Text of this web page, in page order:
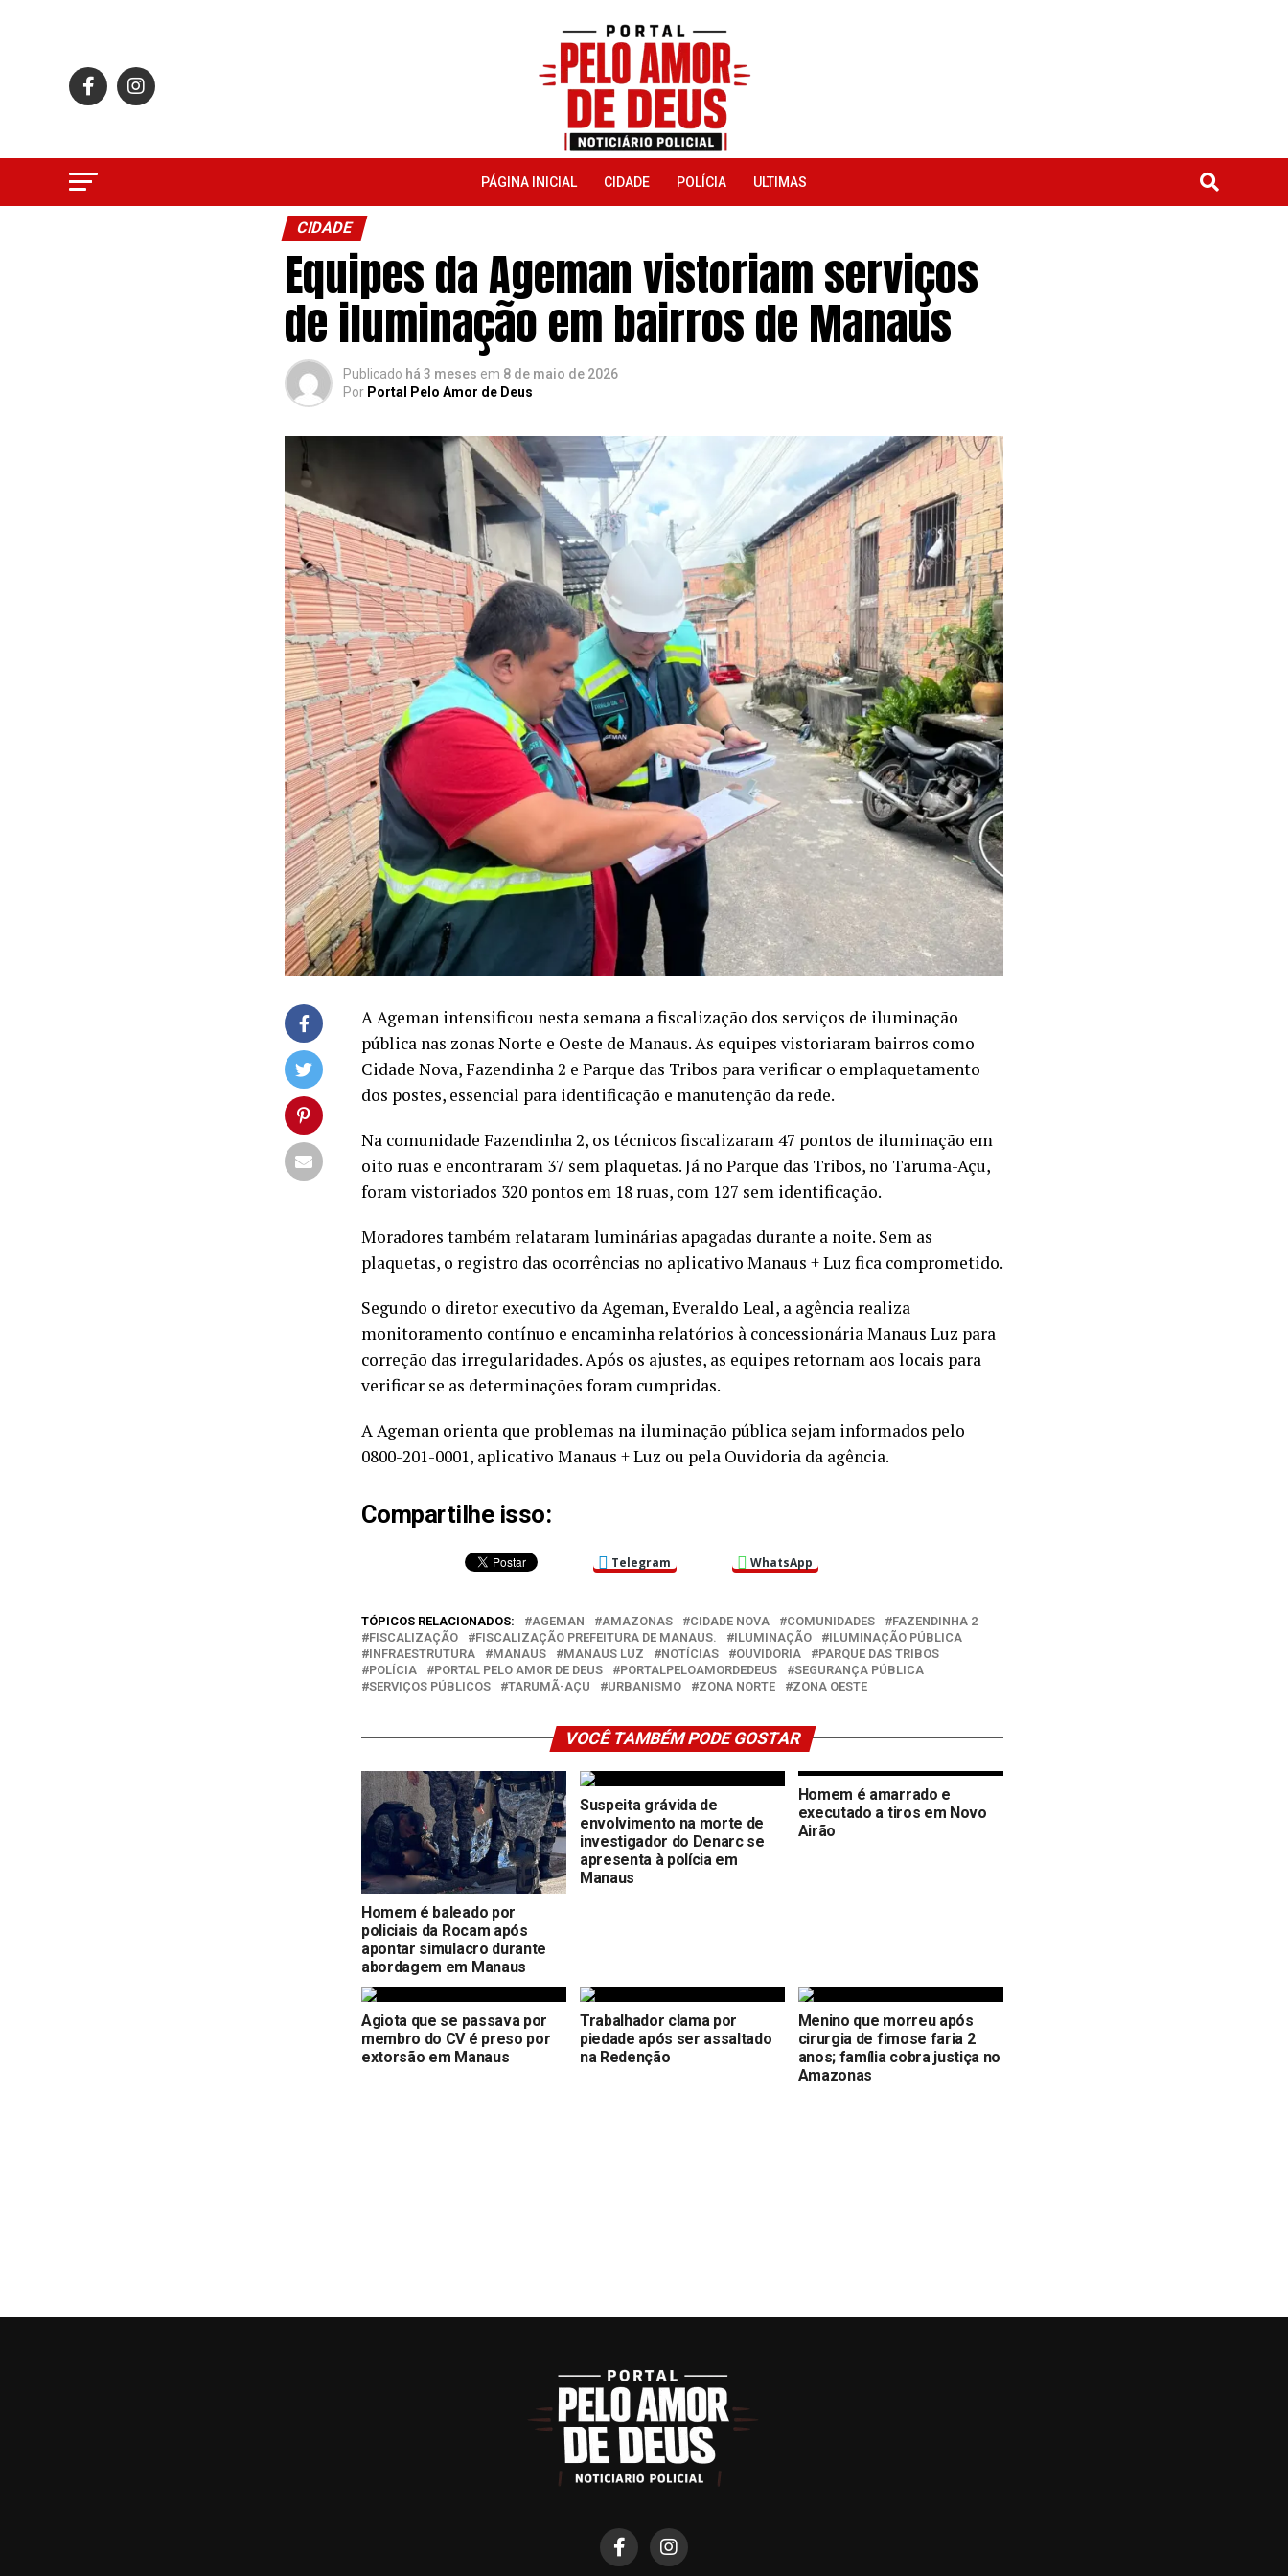
PÁGINA INICIAL CIDADE POLÍCIA ULTIMAS
CIDADE
Equipes da Ageman vistoriam serviços
de iluminação em bairros de Manaus
Publicado há 3 meses em 8 de maio de 2026
Por Portal Pelo Amor de Deus
A Ageman intensificou nesta semana a fiscalização dos serviços de iluminação
pública nas zonas Norte e Oeste de Manaus. As equipes vistoriaram bairros como
Cidade Nova, Fazendinha 2 e Parque das Tribos para verificar o emplaquetamento
dos postes, essencial para identificação e manutenção da rede.
Na comunidade Fazendinha 2, os técnicos fiscalizaram 47 pontos de iluminação em
oito ruas e encontraram 37 sem plaquetas. Já no Parque das Tribos, no Tarumã-Açu,
foram vistoriados 320 pontos em 18 ruas, com 127 sem identificação.
Moradores também relataram luminárias apagadas durante a noite. Sem as
plaquetas, o registro das ocorrências no aplicativo Manaus + Luz fica comprometido.
Segundo o diretor executivo da Ageman, Everaldo Leal, a agência realiza
monitoramento contínuo e encaminha relatórios à concessionária Manaus Luz para
correção das irregularidades. Após os ajustes, as equipes retornam aos locais para
verificar se as determinações foram cumpridas.
A Ageman orienta que problemas na iluminação pública sejam informados pelo
0800-201-0001, aplicativo Manaus + Luz ou pela Ouvidoria da agência.
Compartilhe isso:
Telegram WhatsApp
TÓPICOS RELACIONADOS: AGEMAN AMAZONAS CIDADE NOVA COMUNIDADES
FAZENDINHA 2
FISCALIZAÇÃO
FISCALIZAÇÃO PREFEITURA DE MANAUS. ILUMINAÇÃO
ILUMINAÇÃO PÚBLICA
INFRAESTRUTURA
MANAUS MANAUS LUZ NOTÍCIAS OUVIDORIA
PARQUE DAS TRIBOS
POLÍCIA
PORTAL PELO AMOR DE DEUS PORTALPELOAMORDEDEUS
SEGURANÇA PÚBLICA
SERVIÇOS PÚBLICOS
TARUMÃ-AÇU URBANISMO ZONA NORTE ZONA OESTE
VOCÊ TAMBÉM PODE GOSTAR
Homem é baleado por
policiais da Rocam após
apontar simulacro durante
abordagem em Manaus
Suspeita grávida de
envolvimento na morte de
investigador do Denarc se
apresenta à polícia em
Manaus
Homem é amarrado e
executado a tiros em Novo
Airão
Agiota que se passava por
membro do CV é preso por
extorsão em Manaus
Trabalhador clama por
piedade após ser assaltado
na Redenção
Menino que morreu após
cirurgia de fimose faria 2
anos; família cobra justiça no
Amazonas